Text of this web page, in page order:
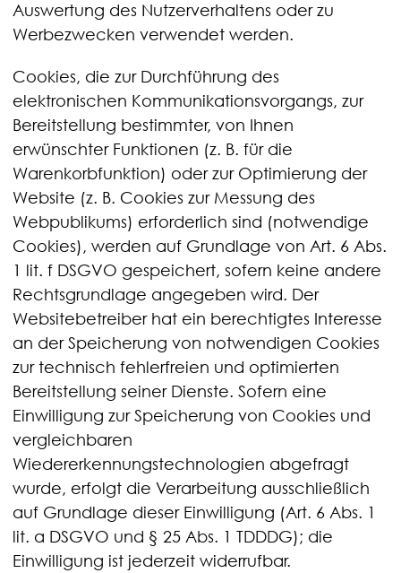
Auswertung des Nutzerverhaltens oder zu
Werbezwecken verwendet werden.
Cookies, die zur Durchführung des
elektronischen Kommunikationsvorgangs, zur
Bereitstellung bestimmter, von Ihnen
erwünschter Funktionen (z. B. für die
Warenkorbfunktion) oder zur Optimierung der
Website (z. B. Cookies zur Messung des
Webpublikums) erforderlich sind (notwendige
Cookies), werden auf Grundlage von Art. 6 Abs.
1 lit. f DSGVO gespeichert, sofern keine andere
Rechtsgrundlage angegeben wird. Der
Websitebetreiber hat ein berechtigtes Interesse
an der Speicherung von notwendigen Cookies
zur technisch fehlerfreien und optimierten
Bereitstellung seiner Dienste. Sofern eine
Einwilligung zur Speicherung von Cookies und
vergleichbaren
Wiedererkennungstechnologien abgefragt
wurde, erfolgt die Verarbeitung ausschließlich
auf Grundlage dieser Einwilligung (Art. 6 Abs. 1
lit. a DSGVO und § 25 Abs. 1 TDDDG); die
Einwilligung ist jederzeit widerrufbar.